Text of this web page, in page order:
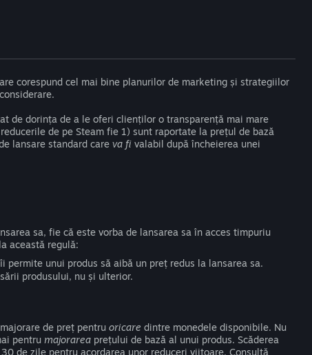
corespund cel mai bine planurilor de marketing și strategiilor
de dorința de a le oferi clienților o transparență mai mare
de pe Steam fie 1) sunt raportate la prețul de bază
lansare standard care va fi valabil după încheierea unei
sa, fie că este vorba de lansarea sa în acces timpuriu
această regulă:
unui produs să aibă un preț redus la lansarea sa.
produsului, nu și ulterior.
de preț pentru oricare dintre monedele disponibile. Nu
pentru majorarea prețului de bază al unui produs. Scăderea
de zile pentru acordarea unor reduceri viitoare. Consultă